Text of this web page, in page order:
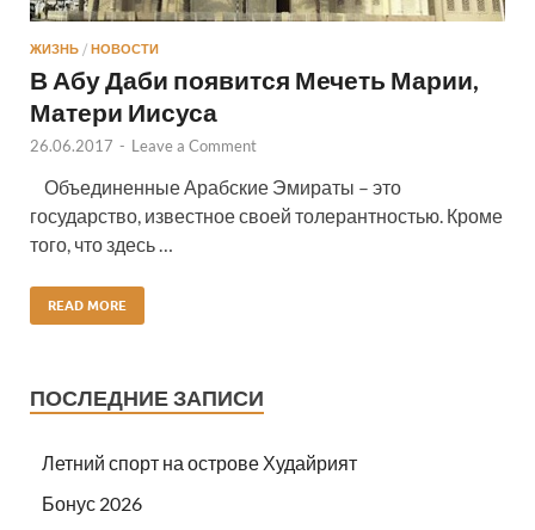
ЖИЗНЬ / НОВОСТИ
В Абу Даби появится Мечеть Марии,
Матери Иисуса
26.06.2017 - Leave a Comment
Объединенные Арабские Эмираты – это
государство, известное своей толерантностью. Кроме
того, что здесь …
READ MORE
ПОСЛЕДНИЕ ЗАПИСИ
Летний спорт на острове Худайрият
Бонус 2026